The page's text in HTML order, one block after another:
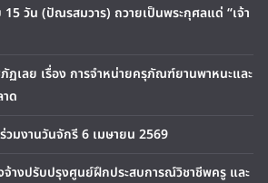
วัน (ปัณรสมวาร) ถวายเป็นพระกุศลแด่ “เจ้า
ฏเลย เรื่อง การจำหน่ายครุภัณฑ์ยานพาหนะและ
ด
วมงานวันจักรี 6 เมษายน 2569
จ้างปรับปรุงศูนย์ฝึกประสบการณ์วิชาชีพครู และ